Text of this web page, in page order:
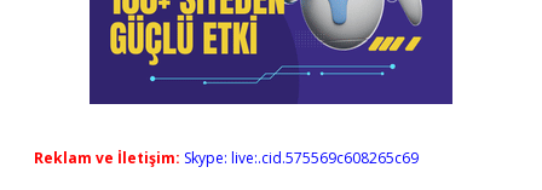
Reklam ve İletişim: Skype: live:.cid.575569c608265c69